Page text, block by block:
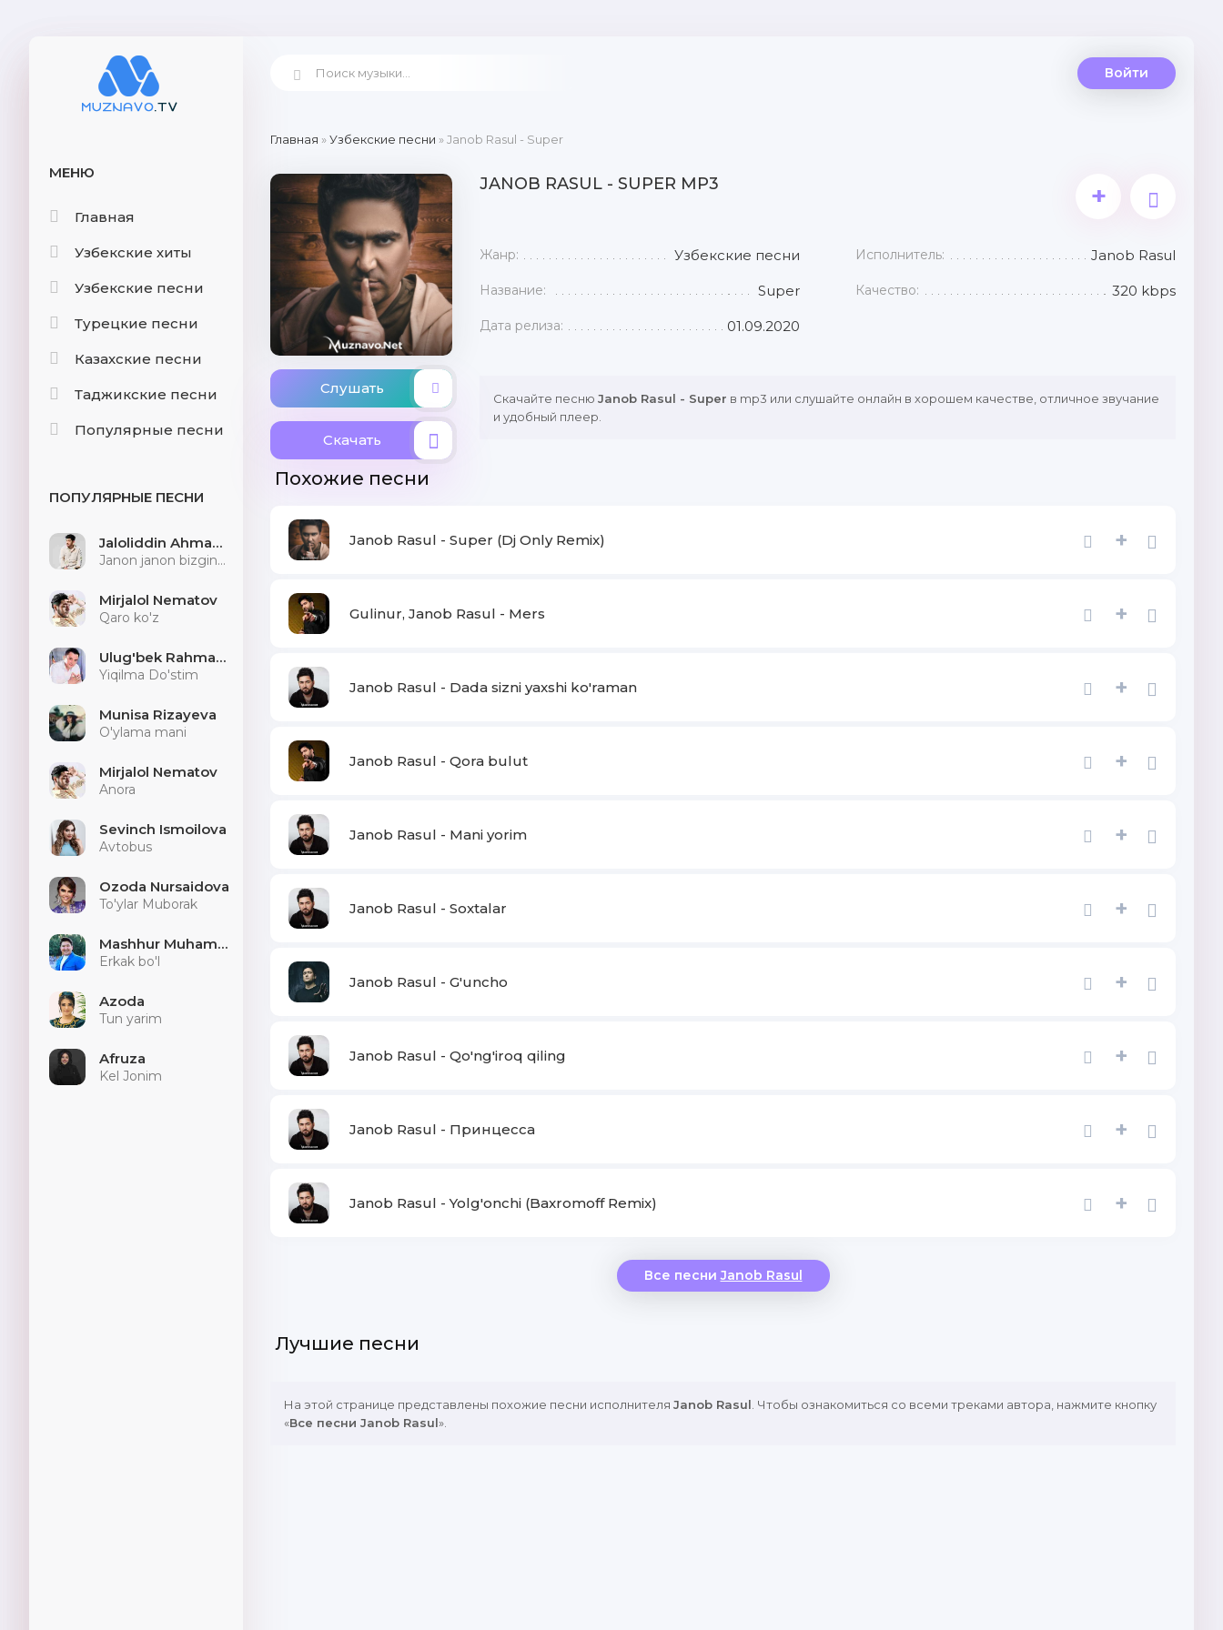
МЕНЮ
Главная
Узбекские хиты
Узбекские песни
Турецкие песни
Казахские песни
Таджикские песни
Популярные песни
ПОПУЛЯРНЫЕ ПЕСНИ
Jaloliddin Ahmadaliyev
Janon janon bizginani sog'indilarmu
Mirjalol Nematov
Qaro ko'z
Ulug'bek Rahmatullayev
Yiqilma Do'stim
Munisa Rizayeva
O'ylama mani
Mirjalol Nematov
Anora
Sevinch Ismoilova
Avtobus
Ozoda Nursaidova
To'ylar Muborak
Mashhur Muhammad
Erkak bo'l
Azoda
Tun yarim
Afruza
Kel Jonim
Войти
Главная »Узбекские песни » Janob Rasul - Super
Слушать
Скачать
JANOB RASUL - SUPER MP3 +
Жанр: Узбекские песни Исполнитель: Janob Rasul
Название: Super Качество: 320 kbps
Дата релиза: 01.09.2020
Скачайте песню Janob Rasul - Super в mp3 или слушайте онлайн в хорошем качестве, отличное звучание
и удобный плеер.
Похожие песни
Janob Rasul - Super (Dj Only Remix) +
Gulinur, Janob Rasul - Mers +
Janob Rasul - Dada sizni yaxshi ko'raman +
Janob Rasul - Qora bulut +
Janob Rasul - Mani yorim +
Janob Rasul - Soxtalar +
Janob Rasul - G'uncho +
Janob Rasul - Qo'ng'iroq qiling +
Janob Rasul - Принцесса +
Janob Rasul - Yolg'onchi (Baxromoff Remix) +
Все песниJanob Rasul
Лучшие песни
На этой странице представлены похожие песни исполнителя Janob Rasul . Чтобы ознакомиться со всеми треками автора, нажмите кнопку
«Все песни Janob Rasul».